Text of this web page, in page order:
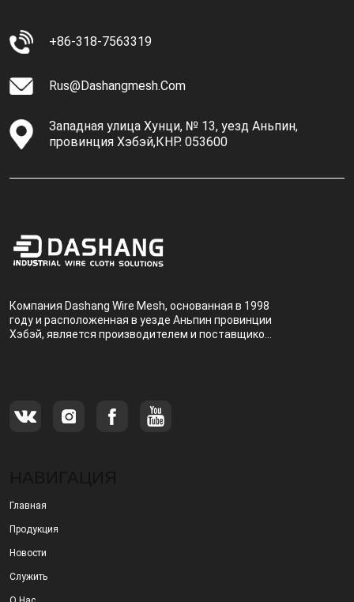
+86-318-7563319
Rus@dashangmesh.com
Западная улица Хунци, № 13, уезд Аньпин,
провинция Хэбэй,КНР. 053600
Компания Dashang Wire Mesh, основанная в 1998
году и расположенная в уезде Аньпин провинции
Хэбэй, является производителем и поставщиком,
Главная
Продукция
Новости
Служить